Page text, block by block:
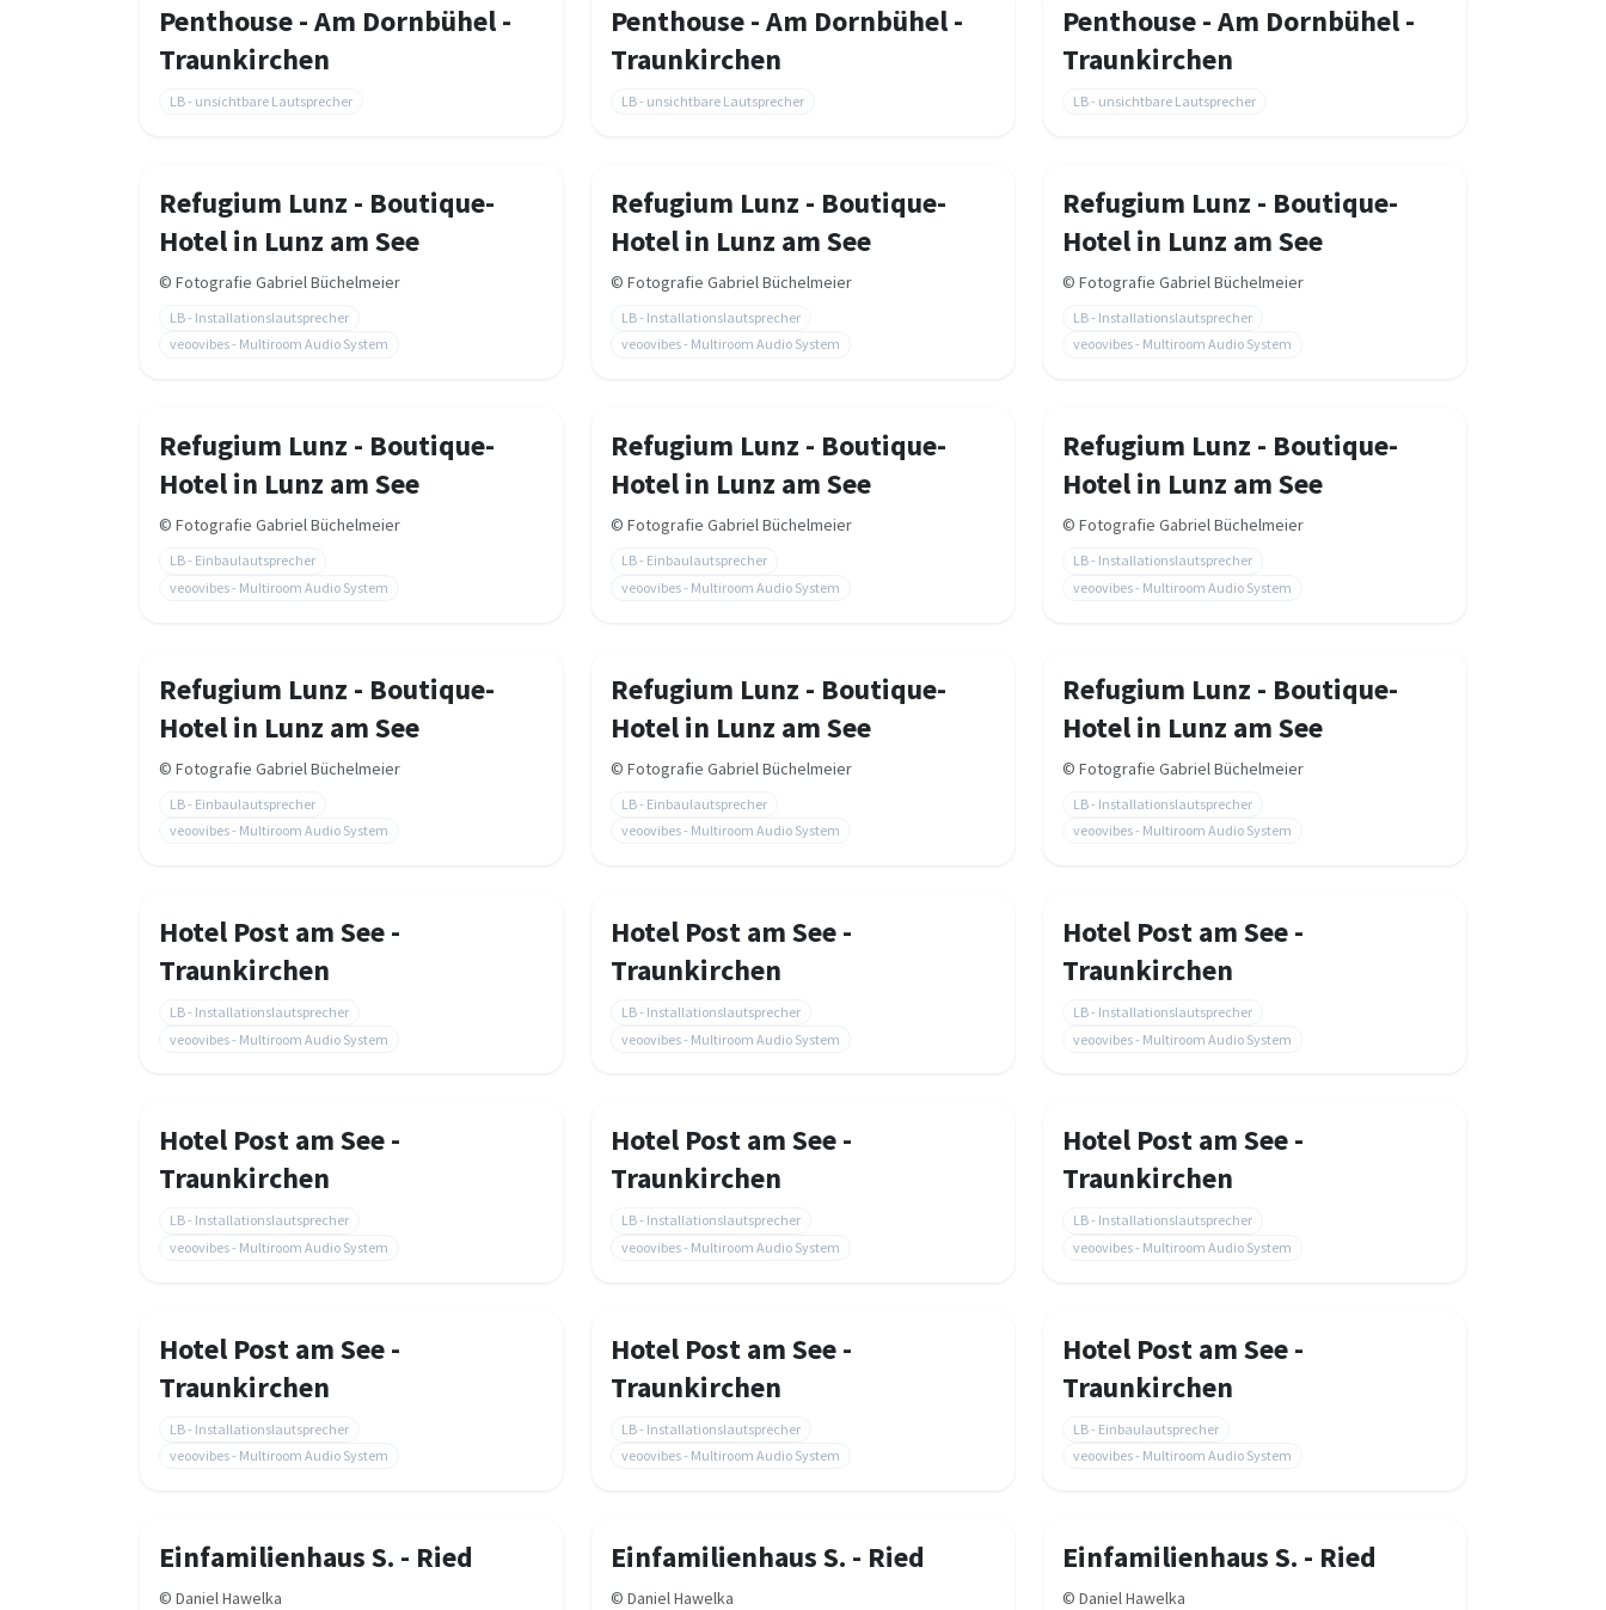
Penthouse - Am Dornbühel -
Traunkirchen
LB - unsichtbare Lautsprecher
Penthouse - Am Dornbühel -
Traunkirchen
LB - unsichtbare Lautsprecher
Penthouse - Am Dornbühel -
Traunkirchen
LB - unsichtbare Lautsprecher
Refugium Lunz - Boutique-
Hotel in Lunz am See
© Fotografie Gabriel Büchelmeier
LB - Installationslautsprecher
veoovibes - Multiroom Audio System
Refugium Lunz - Boutique-
Hotel in Lunz am See
© Fotografie Gabriel Büchelmeier
LB - Installationslautsprecher
veoovibes - Multiroom Audio System
Refugium Lunz - Boutique-
Hotel in Lunz am See
© Fotografie Gabriel Büchelmeier
LB - Installationslautsprecher
veoovibes - Multiroom Audio System
Refugium Lunz - Boutique-
Hotel in Lunz am See
© Fotografie Gabriel Büchelmeier
LB - Einbaulautsprecher
veoovibes - Multiroom Audio System
Refugium Lunz - Boutique-
Hotel in Lunz am See
© Fotografie Gabriel Büchelmeier
LB - Einbaulautsprecher
veoovibes - Multiroom Audio System
Refugium Lunz - Boutique-
Hotel in Lunz am See
© Fotografie Gabriel Büchelmeier
LB - Installationslautsprecher
veoovibes - Multiroom Audio System
Refugium Lunz - Boutique-
Hotel in Lunz am See
© Fotografie Gabriel Büchelmeier
LB - Einbaulautsprecher
veoovibes - Multiroom Audio System
Refugium Lunz - Boutique-
Hotel in Lunz am See
© Fotografie Gabriel Büchelmeier
LB - Einbaulautsprecher
veoovibes - Multiroom Audio System
Refugium Lunz - Boutique-
Hotel in Lunz am See
© Fotografie Gabriel Büchelmeier
LB - Installationslautsprecher
veoovibes - Multiroom Audio System
Hotel Post am See -
Traunkirchen
LB - Installationslautsprecher
veoovibes - Multiroom Audio System
Hotel Post am See -
Traunkirchen
LB - Installationslautsprecher
veoovibes - Multiroom Audio System
Hotel Post am See -
Traunkirchen
LB - Installationslautsprecher
veoovibes - Multiroom Audio System
Hotel Post am See -
Traunkirchen
LB - Installationslautsprecher
veoovibes - Multiroom Audio System
Hotel Post am See -
Traunkirchen
LB - Installationslautsprecher
veoovibes - Multiroom Audio System
Hotel Post am See -
Traunkirchen
LB - Installationslautsprecher
veoovibes - Multiroom Audio System
Hotel Post am See -
Traunkirchen
LB - Installationslautsprecher
veoovibes - Multiroom Audio System
Hotel Post am See -
Traunkirchen
LB - Installationslautsprecher
veoovibes - Multiroom Audio System
Hotel Post am See -
Traunkirchen
LB - Einbaulautsprecher
veoovibes - Multiroom Audio System
Einfamilienhaus S. - Ried
© Daniel Hawelka
Einfamilienhaus S. - Ried
© Daniel Hawelka
Einfamilienhaus S. - Ried
© Daniel Hawelka